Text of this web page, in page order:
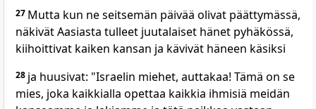
27 Mutta kun ne seitsemän päivää olivat päättymässä,
näkivät Aasiasta tulleet juutalaiset hänet pyhäkössä,
kiihoittivat kaiken kansan ja kävivät häneen käsiksi
28 ja huusivat: "Israelin miehet, auttakaa! Tämä on se
mies, joka kaikkialla opettaa kaikkia ihmisiä meidän